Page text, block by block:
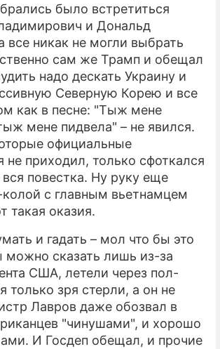
СЕРИАЛЫ
ИГРЫ
ПРЕСС-РЕЛИЗЫ
О ПРОЕКТЕ
было встретиться
и Дональд
все никак не могли выбрать
сам же Трамп и обещал
надо дескать Украину и
Северную Корею и все
как в песне: "Тыж мене
мене пидвела" – не явился.
официальные
не приходил, только сфоткался
повестка. Ну руку еще
с главным вьетнамцем
такая оказия.
и гадать – мол что бы это
можно сказать лишь из-за
США, летели через пол-
только зря стерли, а он не
Лавров даже обозвал в
"чинушами", и хорошо
И Госдеп обещал, и прочие